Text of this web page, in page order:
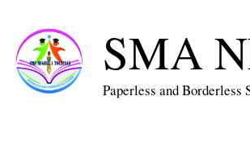
SMA
Paperless and Borderless